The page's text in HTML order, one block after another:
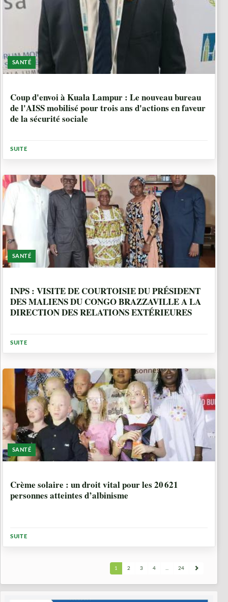
SANTÉ
Coup d'envoi à Kuala Lampur : Le nouveau bureau
de l'AISS mobilisé pour trois ans d'actions en faveur
de la sécurité sociale
SUITE
SANTÉ
INPS : VISITE DE COURTOISIE DU PRÉSIDENT
DES MALIENS DU CONGO BRAZZAVILLE A LA
DIRECTION DES RELATIONS EXTÉRIEURES
SUITE
SANTÉ
Crème solaire : un droit vital pour les 20 621
personnes atteintes d’albinisme
SUITE
1 2 3 4 ... 24